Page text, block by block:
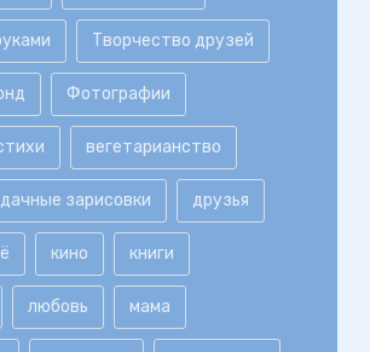
Творчество друзей
Фотографии
вегетарианство
дачные зарисовки друзья
кино книги
любовь мама